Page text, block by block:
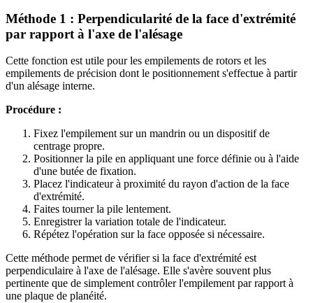
Méthode 1 : Perpendicularité de la face d'extrémité
par rapport à l'axe de l'alésage
Cette fonction est utile pour les empilements de rotors et les
empilements de précision dont le positionnement s'effectue à partir
d'un alésage interne.
Procédure :
Fixez l'empilement sur un mandrin ou un dispositif de
centrage propre.
Positionner la pile en appliquant une force définie ou à l'aide
d'une butée de fixation.
Placez l'indicateur à proximité du rayon d'action de la face
d'extrémité.
Faites tourner la pile lentement.
Enregistrer la variation totale de l'indicateur.
Répétez l'opération sur la face opposée si nécessaire.
Cette méthode permet de vérifier si la face d'extrémité est
perpendiculaire à l'axe de l'alésage. Elle s'avère souvent plus
pertinente que de simplement contrôler l'empilement par rapport à
une plaque de planéité.